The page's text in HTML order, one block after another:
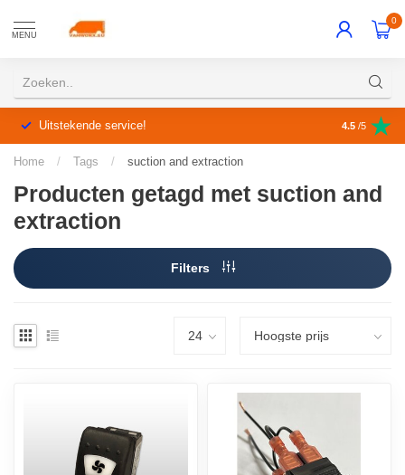
MENU
0
Uitstekende service! 4.5 /5
Home / Tags / suction and extraction
Producten getagd met suction and
extraction
Filters